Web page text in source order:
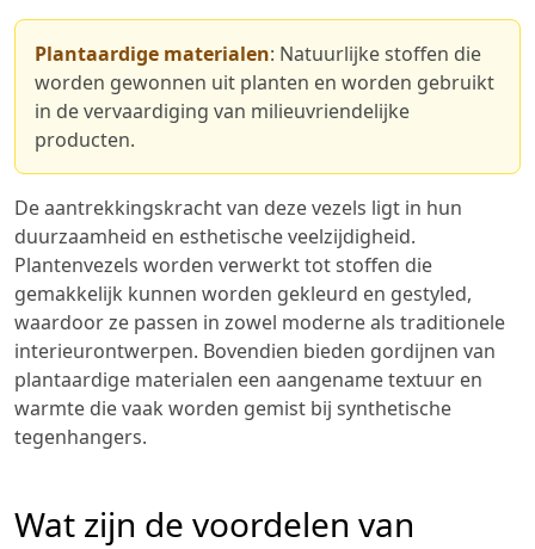
Plantaardige materialen: Natuurlijke stoffen die
worden gewonnen uit planten en worden gebruikt
in de vervaardiging van milieuvriendelijke
producten.
De aantrekkingskracht van deze vezels ligt in hun
duurzaamheid en esthetische veelzijdigheid.
Plantenvezels worden verwerkt tot stoffen die
gemakkelijk kunnen worden gekleurd en gestyled,
waardoor ze passen in zowel moderne als traditionele
interieurontwerpen. Bovendien bieden gordijnen van
plantaardige materialen een aangename textuur en
warmte die vaak worden gemist bij synthetische
tegenhangers.
Wat zijn de voordelen van